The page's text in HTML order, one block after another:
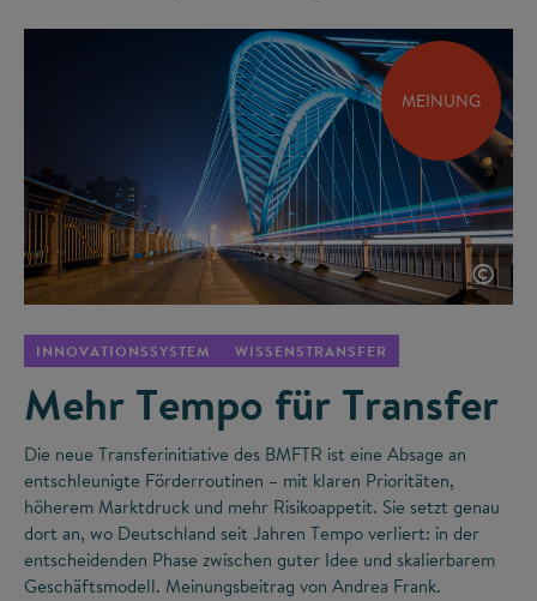
MEINUNG
©
INNOVATIONSSYSTEM WISSENSTRANSFER
Mehr Tempo für Transfer
Die neue Transferinitiative des BMFTR ist eine Absage an
entschleunigte Förderroutinen – mit klaren Prioritäten,
höherem Marktdruck und mehr Risikoappetit. Sie setzt genau
dort an, wo Deutschland seit Jahren Tempo verliert: in der
entscheidenden Phase zwischen guter Idee und skalierbarem
Geschäftsmodell. Meinungsbeitrag von Andrea Frank.